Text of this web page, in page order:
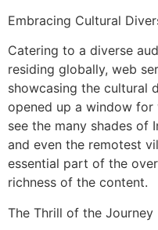
Embracing Cultural
Catering to a diverse
residing globally, web
showcasing the cultural
opened up a window
see the many shades of
and even the remotest
essential part of the
richness of the content.
The Thrill of the Journey